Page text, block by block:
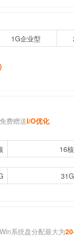
1G企业型
免费赠送I/O优化
16核
16核
31G
31G
Win系统盘分配最大为